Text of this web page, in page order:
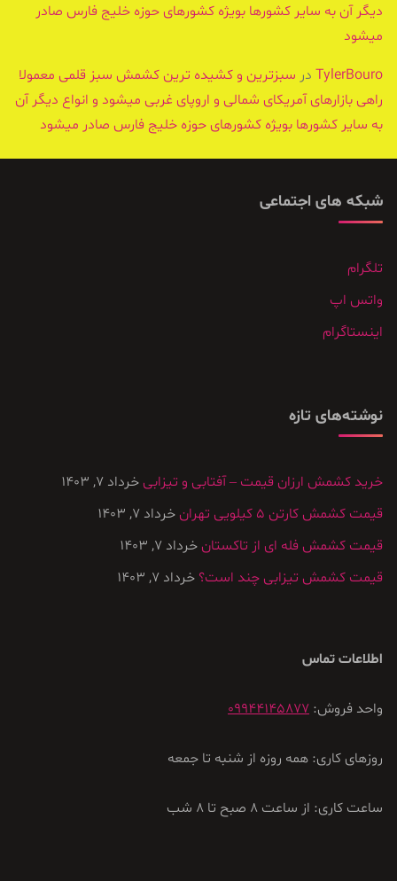
دیگر آن به سایر کشورها بویژه کشورهای حوزه خلیج فارس صادر
میشود
TylerBouro در سبزترین و کشیده ترین کشمش سبز قلمی معمولا
راهی بازارهای آمریکای شمالی و اروپای غربی میشود و انواع دیگر آن
به سایر کشورها بویژه کشورهای حوزه خلیج فارس صادر میشود
شبکه های اجتماعی
تلگرام
واتس اپ
اینستاگرام
نوشته‌های تازه
خرید کشمش ارزان قیمت – آفتابی و تیزابی خرداد 7, 1403
قیمت کشمش کارتن ۵ کیلویی تهران
خرداد 7, 1403
قیمت کشمش فله ای از تاکستان خرداد 7, 1403
قیمت کشمش تیزابی چند است؟ خرداد 7, 1403
اطلاعات تماس
واحد فروش: 09944145877
روزهای کاری: همه روزه از شنبه تا جمعه
ساعت کاری: از ساعت 8 صبح تا 8 شب